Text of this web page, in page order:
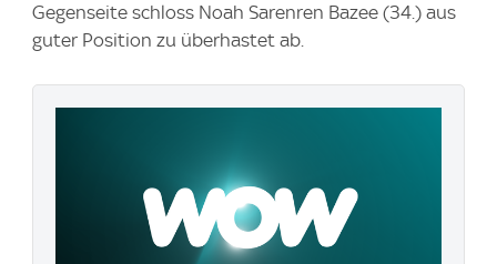
Gegenseite schloss Noah Sarenren Bazee (34.) aus
guter Position zu überhastet ab.